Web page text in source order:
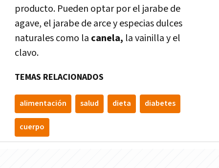
producto. Pueden optar por el jarabe de
agave, el jarabe de arce y especias dulces
naturales como la canela, la vainilla y el
clavo.
TEMAS RELACIONADOS
alimentación salud dieta diabetes
cuerpo